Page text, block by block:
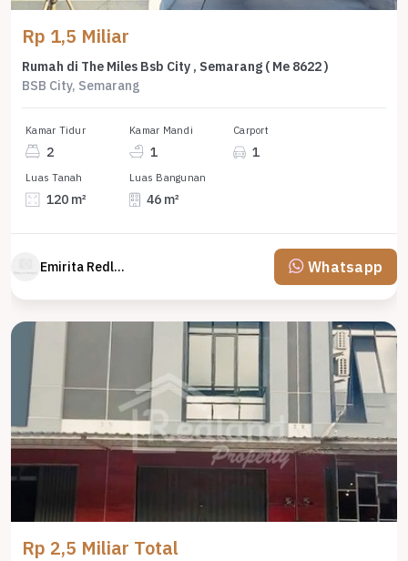
Rp 1,5 Miliar
Rumah di The Miles Bsb City , Semarang ( Me 8622 )
BSB City, Semarang
Kamar Tidur
2
Kamar Mandi
1
Carport
1
Luas Tanah
120 m²
Luas Bangunan
46 m²
Emirita Redland Whatsapp
Rp 2,5 Miliar Total